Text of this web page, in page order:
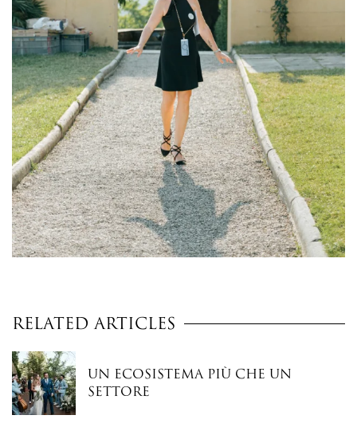
Related Articles
Un ecosistema più che un
settore